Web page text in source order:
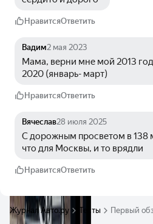
НравитсяОтветить
Вадим2 мая 2023
Мама, верни мне мой 2013
2020 (январь- март)
НравитсяОтветить
Вячеслав28 июля 2025
С дорожным просветом в 138
что для Москвы, и то врядли
НравитсяОтветить
Журнал Авто.ру Тесты Первый